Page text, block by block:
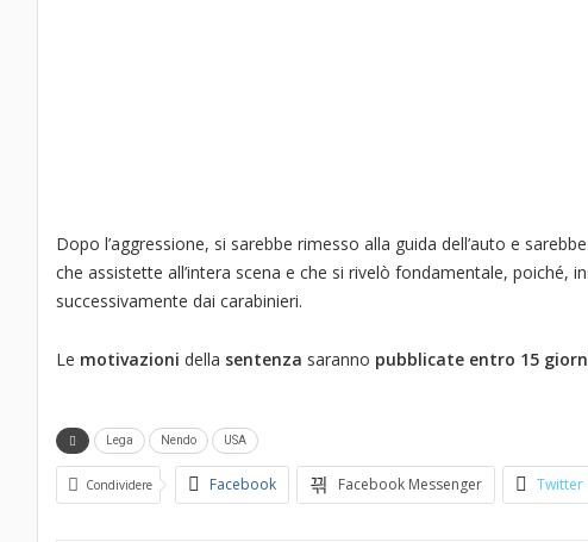
Dopo l’aggressione, si sarebbe rimesso alla guida dell’auto e
che assistette all’intera scena e che si rivelò fondamentale, poiché,
successivamente dai carabinieri.
Le motivazioni della sentenza saranno pubblicate entro 15
Lega Nendo USA
Condividere Facebook Facebook Messenger Twitter